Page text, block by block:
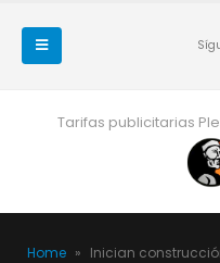
Tarifas publicitarias
Home » Inician